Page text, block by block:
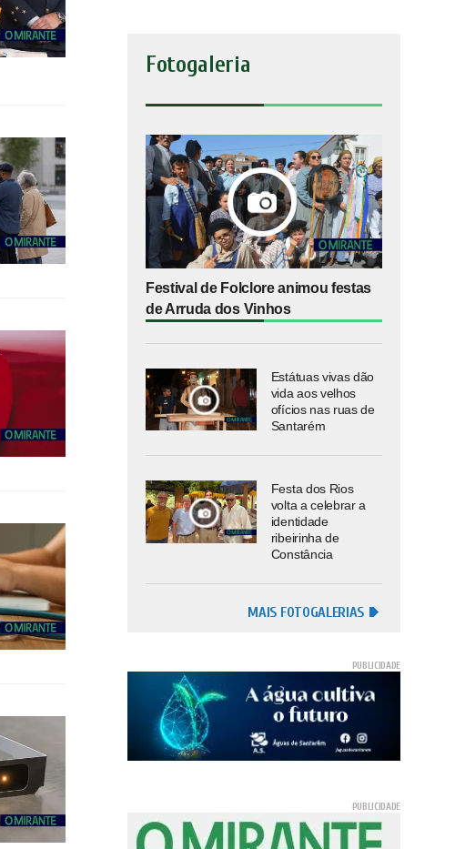
Fotogaleria
Festival de Folclore animou festas
de Arruda dos Vinhos
Estátuas vivas dão
vida aos velhos
ofícios nas ruas de
Santarém
Festa dos Rios
volta a celebrar a
identidade
ribeirinha de
Constância
MAIS FOTOGALERIAS